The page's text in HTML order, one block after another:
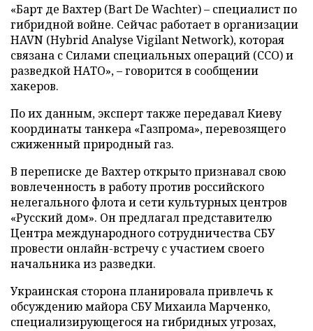
«Барт де Вахтер (Bart De Wachter) – специалист по
гибридной войне. Сейчас работает в организации
HAVN (Hybrid Analyse Vigilant Network), которая
связана с Силами специальных операций (ССО) и
разведкой НАТО», – говорится в сообщении
хакеров.
По их данным, эксперт также передавал Киеву
координаты танкера «Газпрома», перевозящего
сжиженный природный газ.
В переписке де Вахтер открыто признавал свою
вовлеченность в работу против российского
нелегального флота и сети культурных центров
«Русский дом». Он предлагал представителю
Центра международного сотрудничества СБУ
провести онлайн-встречу с участием своего
начальника из разведки.
Украинская сторона планировала привлечь к
обсуждению майора СБУ Михаила Марченко,
специализирующегося на гибридных угрозах,